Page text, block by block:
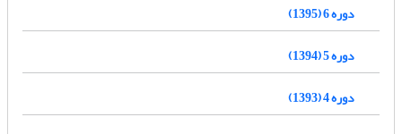
دوره 6 (1395)
دوره 5 (1394)
دوره 4 (1393)